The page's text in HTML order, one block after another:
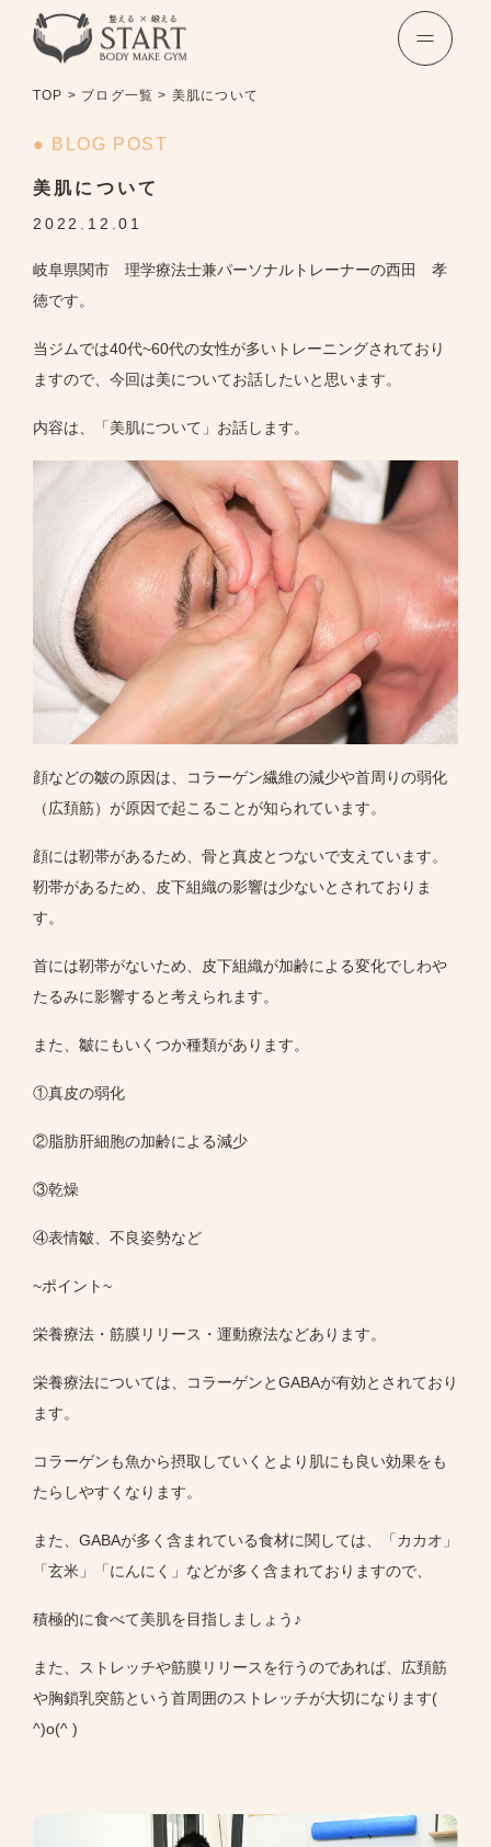
TOP > ブログ一覧 > 美肌について
● BLOG POST
美肌について
2022.12.01
岐阜県関市 理学療法士兼パーソナルトレーナーの西田 孝
徳です。
当ジムでは40代~60代の女性が多いトレーニングされており
ますので、今回は美についてお話したいと思います。
内容は、「美肌について」お話します。
顔などの皺の原因は、コラーゲン繊維の減少や首周りの弱化
（広頚筋）が原因で起こることが知られています。
顔には靭帯があるため、骨と真皮とつないで支えています。
靭帯があるため、皮下組織の影響は少ないとされておりま
す。
首には靭帯がないため、皮下組織が加齢による変化でしわや
たるみに影響すると考えられます。
また、皺にもいくつか種類があります。
①真皮の弱化
②脂肪肝細胞の加齢による減少
③乾燥
④表情皺、不良姿勢など
~ポイント~
栄養療法・筋膜リリース・運動療法などあります。
栄養療法については、コラーゲンとGABAが有効とされており
ます。
コラーゲンも魚から摂取していくとより肌にも良い効果をも
たらしやすくなります。
また、GABAが多く含まれている食材に関しては、「カカオ」
「玄米」「にんにく」などが多く含まれておりますので、
積極的に食べて美肌を目指しましょう♪
また、ストレッチや筋膜リリースを行うのであれば、広頚筋
や胸鎖乳突筋という首周囲のストレッチが大切になります(
^)o(^ )